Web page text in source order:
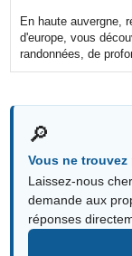
En haute auvergne,
d'europe, vous
randonnées, de
🔎
Vous ne
Laissez-nous
demande aux
réponses